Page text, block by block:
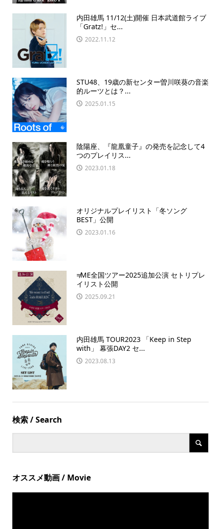
内田雄馬 11/12(土)開催 日本武道館ライブ
「Gratz!」セ...
2022.11.12
STU48、19歳の新センター曽川咲葵の音楽
的ルーツとは？...
2025.01.15
陰陽座、『龍凰童子』の発売を記念して4
つのプレイリス...
2023.01.18
オリジナルプレイリスト「冬ソング
BEST」公開
2023.01.16
≠ME全国ツアー2025追加公演 セトリプレ
イリスト公開
2025.09.21
内田雄馬 TOUR2023 「Keep in Step
with」 幕張DAY2 セ...
2023.08.13
検索 / Search
オススメ動画 / Movie